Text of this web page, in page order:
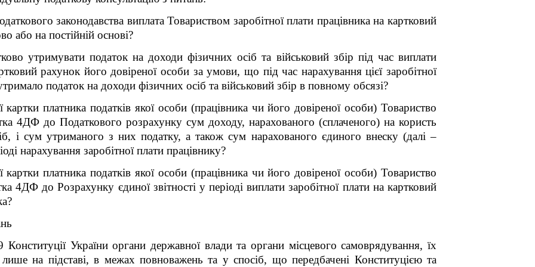
законодавства виплата Товариством заробітної плати працівника на картковий
або на постійній основі?
утримувати податок на доходи фізичних осіб та військовий збір під час виплати
рахунок його довіреної особи за умови, що під час нарахування цієї заробітної
податок на доходи фізичних осіб та військовий збір в повному обсязі?
картки платника податків якої особи (працівника чи його довіреної особи) Товариство
4ДФ до Податкового розрахунку сум доходу, нарахованого (сплаченого) на користь
і сум утриманого з них податку, а також сум нарахованого єдиного внеску (далі –
нарахування заробітної плати працівнику?
картки платника податків якої особи (працівника чи його довіреної особи) Товариство
4ДФ до Розрахунку єдиної звітності у періоді виплати заробітної плати на картковий
України органи державної влади та органи місцевого самоврядування, їх
лише на підставі, в межах повноважень та у спосіб, що передбачені Конституцією та